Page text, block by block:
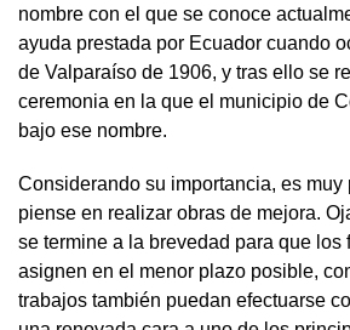
nombre con el que se conoce
ayuda prestada por Ecuador cuando
de Valparaíso de 1906, y tras ello se
ceremonia en la que el municipio de
bajo ese nombre.
Considerando su importancia, es muy
piense en realizar obras de mejora.
se termine a la brevedad para que los
asignen en el menor plazo posible,
trabajos también puedan efectuarse